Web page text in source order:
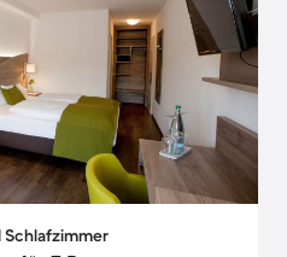
Schlafzimmer